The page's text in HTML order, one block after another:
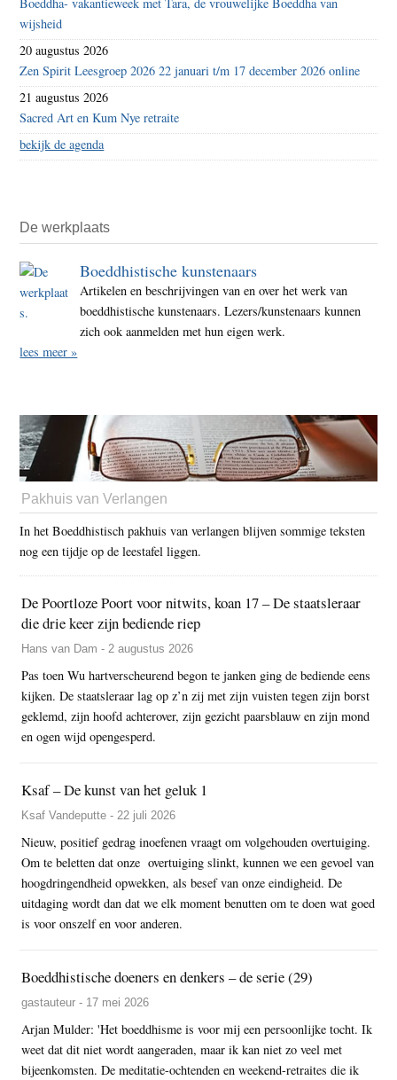
wijsheid
20 augustus 2026
Zen Spirit Leesgroep 2026 22 januari t/m 17 december 2026 online
21 augustus 2026
Sacred Art en Kum Nye retraite
bekijk de agenda
De werkplaats
Boeddhistische kunstenaars
Artikelen en beschrijvingen van en over het werk van
boeddhistische kunstenaars. Lezers/kunstenaars kunnen
zich ook aanmelden met hun eigen werk.
lees meer »
Pakhuis van Verlangen
In het Boeddhistisch pakhuis van verlangen blijven sommige teksten
nog een tijdje op de leestafel liggen.
De Poortloze Poort voor nitwits, koan 17 – De staatsleraar
die drie keer zijn bediende riep
Hans van Dam - 2 augustus 2026
Pas toen Wu hartverscheurend begon te janken ging de bediende eens
kijken. De staatsleraar lag op z’n zij met zijn vuisten tegen zijn borst
geklemd, zijn hoofd achterover, zijn gezicht paarsblauw en zijn mond
en ogen wijd opengesperd.
Ksaf – De kunst van het geluk 1
Ksaf Vandeputte - 22 juli 2026
Nieuw, positief gedrag inoefenen vraagt om volgehouden overtuiging.
Om te beletten dat onze overtuiging slinkt, kunnen we een gevoel van
hoogdringendheid opwekken, als besef van onze eindigheid. De
uitdaging wordt dan dat we elk moment benutten om te doen wat goed
is voor onszelf en voor anderen.
Boeddhistische doeners en denkers – de serie (29)
gastauteur - 17 mei 2026
Arjan Mulder: 'Het boeddhisme is voor mij een persoonlijke tocht. Ik
weet dat dit niet wordt aangeraden, maar ik kan niet zo veel met
bijeenkomsten. De meditatie-ochtenden en weekend-retraites die ik